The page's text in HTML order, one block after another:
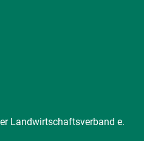
Landwirtschaftsverband e.